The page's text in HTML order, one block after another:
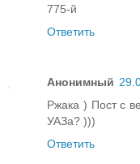
775-й
Ответить
Анонимный
Ржака ) Пост с
УАЗа? )))
Ответить